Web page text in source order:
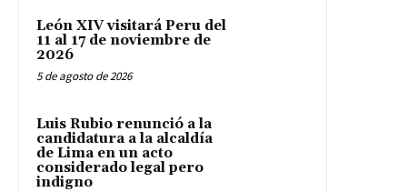
León XIV visitará Peru del
11 al 17 de noviembre de
2026
5 de agosto de 2026
Luis Rubio renunció a la
candidatura a la alcaldía
de Lima en un acto
considerado legal pero
indigno